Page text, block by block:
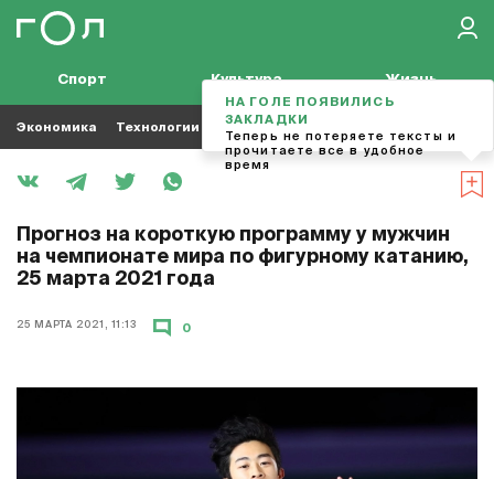
Спорт Культура Жизнь
Экономика Технологии Кино Футбол
Прогноз на короткую программу у мужчин
на чемпионате мира по фигурному катанию,
25 марта 2021 года
25 МАРТА 2021, 11:13 0
НА ГОЛЕ ПОЯВИЛИСЬ
ЗАКЛАДКИ
Теперь не потеряете тексты и
прочитаете все в удобное
время